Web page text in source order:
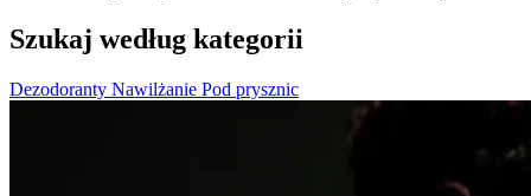
Szukaj według kategorii
Dezodoranty Nawilżanie Pod prysznic